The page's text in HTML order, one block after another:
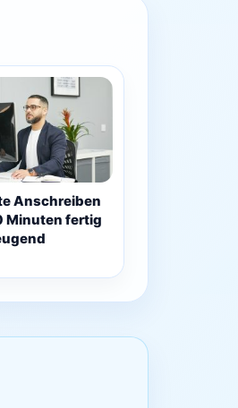
Anschreiben
Minuten fertig